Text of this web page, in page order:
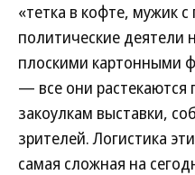
«тетка в кофте, мужик
политические деятели
плоскими картонными
— все они растекаются
закоулкам выставки,
зрителей. Логистика
самая сложная на